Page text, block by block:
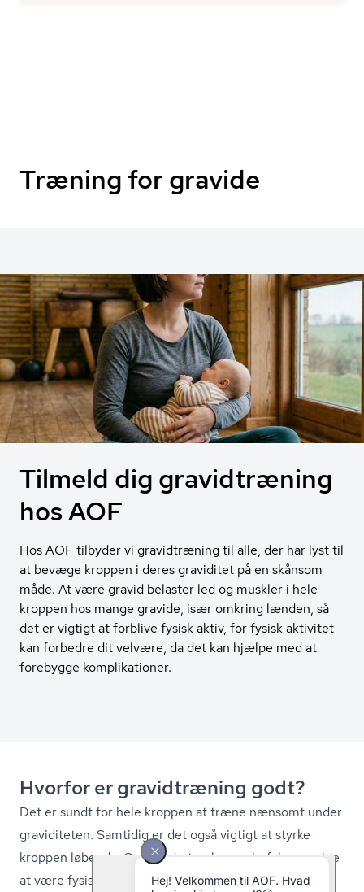
Træning for gravide
Tilmeld dig gravidtræning
hos AOF
Hos AOF tilbyder vi gravidtræning til alle, der har lyst til
at bevæge kroppen i deres graviditet på en skånsom
måde. At være gravid belaster led og muskler i hele
kroppen hos mange gravide, især omkring lænden, så
det er vigtigt at forblive fysisk aktiv, for fysisk aktivitet
kan forbedre dit velvære, da det kan hjælpe med at
forebygge komplikationer.
Hvorfor er gravidtræning godt?
Det er sundt for hele kroppen at træne nænsomt under
graviditeten. Samtidig er det også vigtigt at styrke
kroppen løbende. Sund­heds­sty­rel­sen anbefaler gravide
at være fysisk aktive 30 minutter om dagen.